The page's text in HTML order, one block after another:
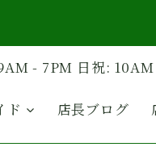
- 7PM 日祝:
ド 店長ブログ